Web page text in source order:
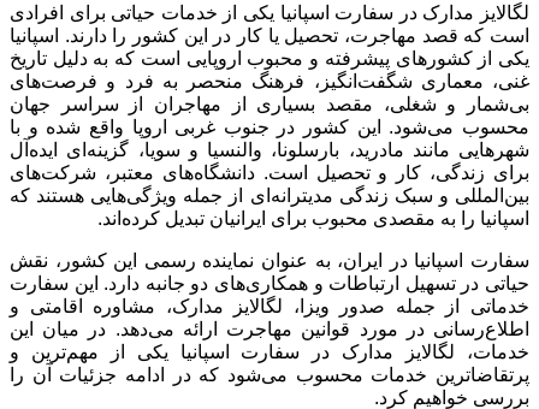
لگالایز مدارک در سفارت اسپانیا یکی از خدمات حیاتی برای افرادی
است که قصد مهاجرت، تحصیل یا کار در این کشور را دارند. اسپانیا
یکی از کشورهای پیشرفته و محبوب اروپایی است که به دلیل تاریخ
غنی، معماری شگفت‌انگیز، فرهنگ منحصر به فرد و فرصت‌های
بی‌شمار و شغلی، مقصد بسیاری از مهاجران از سراسر جهان
محسوب می‌شود. این کشور در جنوب غربی اروپا واقع شده و با
شهرهایی مانند مادرید، بارسلونا، والنسیا و سویا، گزینه‌ای ایده‌آل
برای زندگی، کار و تحصیل است. دانشگاه‌های معتبر، شرکت‌های
بین‌المللی و سبک زندگی مدیترانه‌ای از جمله ویژگی‌هایی هستند که
اسپانیا را به مقصدی محبوب برای ایرانیان تبدیل کرده‌اند.
سفارت اسپانیا در ایران، به عنوان نماینده رسمی این کشور، نقش
حیاتی در تسهیل ارتباطات و همکاری‌های دو جانبه دارد. این سفارت
خدماتی از جمله صدور ویزا، لگالایز مدارک، مشاوره اقامتی و
اطلاع‌رسانی در مورد قوانین مهاجرت ارائه می‌دهد. در میان این
خدمات، لگالایز مدارک در سفارت اسپانیا یکی از مهم‌ترین و
پرتقاضاترین خدمات محسوب می‌شود که در ادامه جزئیات آن را
بررسی خواهیم کرد.